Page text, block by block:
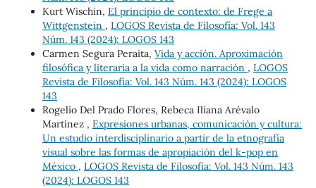
Kurt Wischin, El principio de contexto: de Frege a
Wittgenstein , LOGOS Revista de Filosofía: Vol. 143
Núm. 143 (2024): LOGOS 143
Carmen Segura Peraita, Vida y acción. Aproximación
filosófica y literaria a la vida como narración , LOGOS
Revista de Filosofía: Vol. 143 Núm. 143 (2024): LOGOS
143
Rogelio Del Prado Flores, Rebeca Iliana Arévalo
Martínez , Expresiones urbanas, comunicación y cultura:
Un estudio interdisciplinario a partir de la etnografía
visual sobre las formas de apropiación del k-pop en
México , LOGOS Revista de Filosofía: Vol. 143 Núm. 143
(2024): LOGOS 143